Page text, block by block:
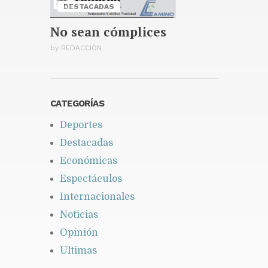
Espriella
Publicado hace 2 días
DESTACADAS
No sean cómplices
by REDACCIÓN
CATEGORÍAS
Deportes
Destacadas
Económicas
Espectáculos
Internacionales
Noticias
Opinión
Ultimas